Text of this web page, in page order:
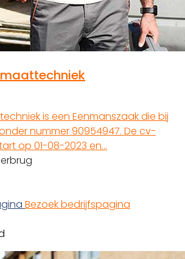
is een Eenmanszaak die bij
nummer 90954947. De cv-
op 01-08-2023 en…
Bezoek bedrijfspagina